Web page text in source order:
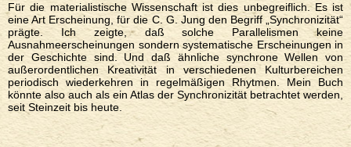
Für die materialistische Wissenschaft ist dies unbegreiflich. Es ist
eine Art Erscheinung, für die C. G. Jung den Begriff „Synchronizität“
prägte. Ich zeigte, daß solche Parallelismen keine
Ausnahmeerscheinungen sondern systematische Erscheinungen in
der Geschichte sind. Und daß ähnliche synchrone Wellen von
außerordentlichen Kreativität in verschiedenen Kulturbereichen
periodisch wiederkehren in regelmäßigen Rhytmen. Mein Buch
könnte also auch als ein Atlas der Synchronizität betrachtet werden,
seit Steinzeit bis heute.